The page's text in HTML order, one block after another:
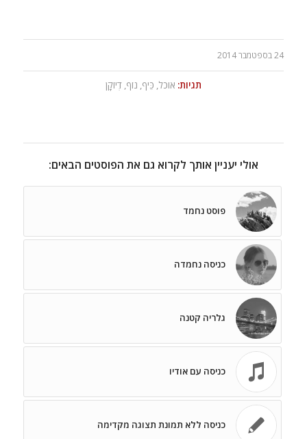
24 בספטמבר 2014
תגיות: אוכל כֵּיף נוֹף דְיוֹקָן
אולי יעניין אותך לקרוא גם את הפוסטים הבאים:
פוסט נחמד
כניסה נחמדה
גלריה קטנה
כניסה עם אודיו
כניסה ללא תמונת תצוגה מקדימה